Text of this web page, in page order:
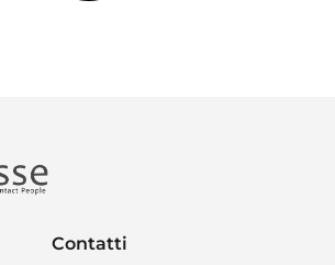
Contatti